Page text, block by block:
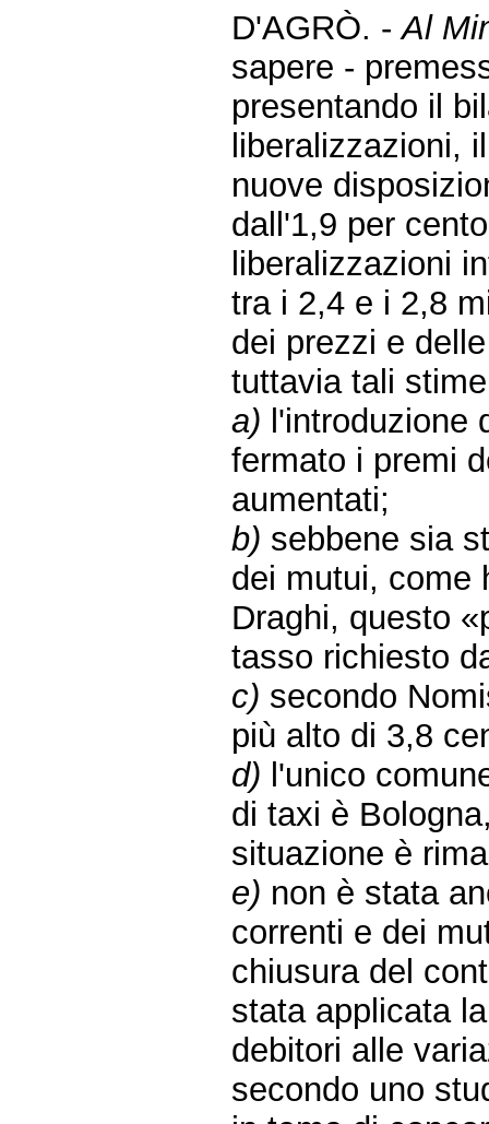
D'AGRÒ. -Al
sapere -
presentando il
liberalizzazioni,
nuove
dall'1,9 per
liberalizzazioni
tra i 2,4 e i 2,8
dei prezzi e
tuttavia tali
a) l'introduzione
fermato i premi
aumentati;
b) sebbene sia
dei mutui, come
Draghi, questo
tasso richiesto
c) secondo
più alto di 3,8
d) l'unico
di taxi è
situazione è
e) non è stata
correnti e dei
chiusura del
stata applicata
debitori alle
secondo uno